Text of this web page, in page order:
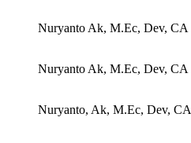
Nuryanto Ak, M.Ec, Dev, CA
Nuryanto Ak, M.Ec, Dev, CA
Nuryanto, Ak, M.Ec, Dev, CA